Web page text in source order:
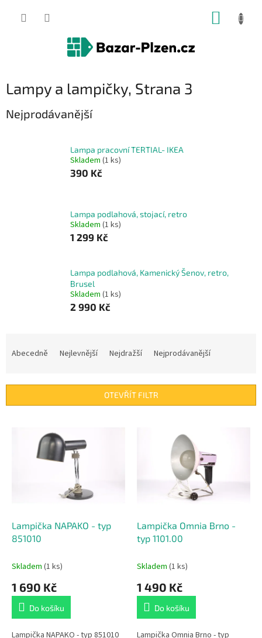
Lampy a lampičky, Strana 3
Nejprodávanější
Lampa pracovní TERTIAL- IKEA
Skladem (1 ks)
390 Kč
Lampa podlahová, stojací, retro
Skladem (1 ks)
1 299 Kč
Lampa podlahová, Kamenický Šenov, retro,
Brusel
Skladem (1 ks)
2 990 Kč
í
Abecedně Nejlevnější Nejdražší Nejprodávanější
OTEVŘÍT FILTR
Lampička NAPAKO - typ
851010
Skladem (1 ks)
1 690 Kč
Do košíku
Lampička NAPAKO - typ 851010
Lampička Omnia Brno -
typ 1101.00
Skladem (1 ks)
1 490 Kč
Do košíku
Lampička Omnia Brno - typ